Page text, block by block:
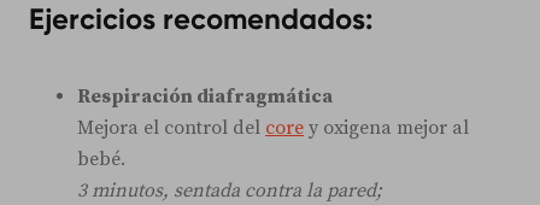
Ejercicios recomendados:
Respiración diafragmática
Mejora el control del core y oxigena mejor al
bebé.
3 minutos, sentada contra la pared;